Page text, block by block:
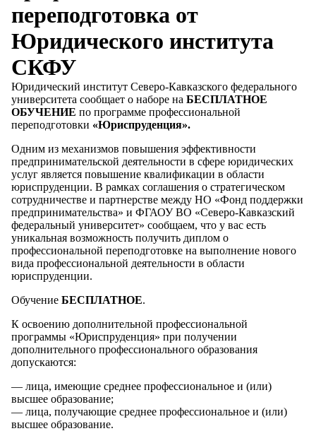
переподготовка от
Юридического института
СКФУ
Юридический институт Северо-Кавказского федерального
университета сообщает о наборе на БЕСПЛАТНОЕ
ОБУЧЕНИЕ по программе профессиональной
переподготовки «Юриспруденция».
Одним из механизмов повышения эффективности
предпринимательской деятельности в сфере юридических
услуг является повышение квалификации в области
юриспруденции. В рамках соглашения о стратегическом
сотрудничестве и партнерстве между НО «Фонд поддержки
предпринимательства» и ФГАОУ ВО «Северо-Кавказский
федеральный университет» сообщаем, что у вас есть
уникальная возможность получить диплом о
профессиональной переподготовке на выполнение нового
вида профессиональной деятельности в области
юриспруденции.
Обучение БЕСПЛАТНОЕ.
К освоению дополнительной профессиональной
программы «Юриспруденция» при получении
дополнительного профессионального образования
допускаются:
— лица, имеющие среднее профессиональное и (или)
высшее образование;
— лица, получающие среднее профессиональное и (или)
высшее образование.